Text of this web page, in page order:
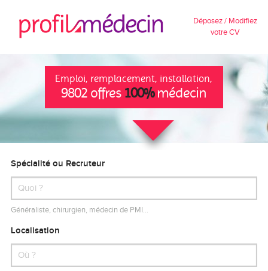
Déposez / Modifiez
votre CV
Emploi, remplacement, installation,
9802 offres 100%médecin
Spécialité ou Recruteur
Généraliste, chirurgien, médecin de PMI…
Localisation